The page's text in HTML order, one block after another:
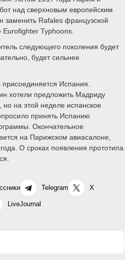
над сверхновым европейским
заменить Rafales французской
Typhoons.
следующего поколения будет
будет сильнее
Испания.
хотели предложить Мадриду
но на этой неделе испанское
принять Испанию
Окончательное
на Парижском авиасалоне,
О сроках появления прототипа
Telegram X
LiveJournal